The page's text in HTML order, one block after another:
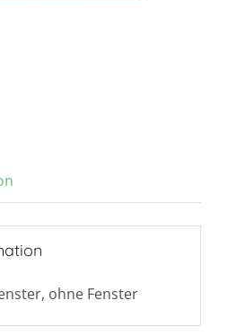
ohne Fenster